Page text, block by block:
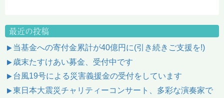
最近の投稿
当基金への寄付金累計が40億円に(引き続きご支援を!)
歳末たすけあい募金、受付中です
台風19号による災害義援金の受付をしています
東日本大震災チャリティーコンサート、多彩な演奏家で